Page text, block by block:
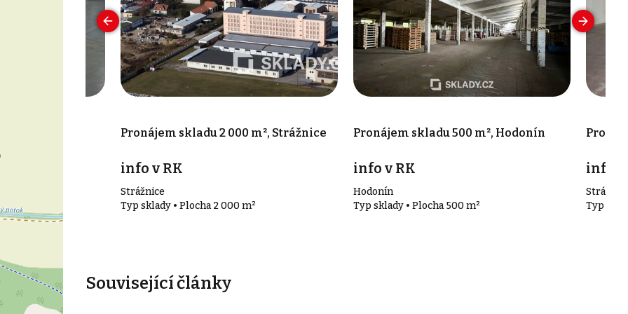
Pronájem skladu 2 000 m², Strážnice
info v RK
Strážnice
Typ sklady • Plocha 2 000 m²
Pronájem skladu 500 m², Hodonín
info v RK
Hodonín
Typ sklady • Plocha 500 m²
info v
Typ
Související články